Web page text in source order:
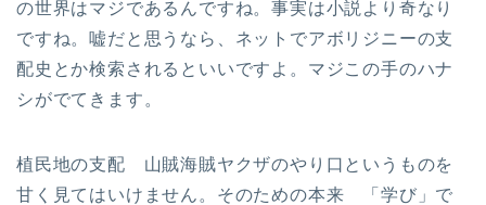
の世界はマジであるんですね。事実は小説より奇なり
ですね。嘘だと思うなら、ネットでアボリジニーの支
配史とか検索されるといいですよ。マジこの手のハナ
シがでてきます。
植民地の支配 山賊海賊ヤクザのやり口というものを
甘く見てはいけません。そのための本来 「学び」で